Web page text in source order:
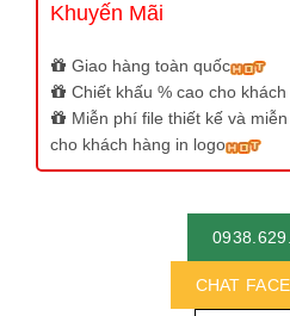
Khuyến Mãi
Giao hàng toàn quốc
Chiết khấu % cao cho
Miễn phí file thiết kế và
cho khách hàng in logo
CHAT